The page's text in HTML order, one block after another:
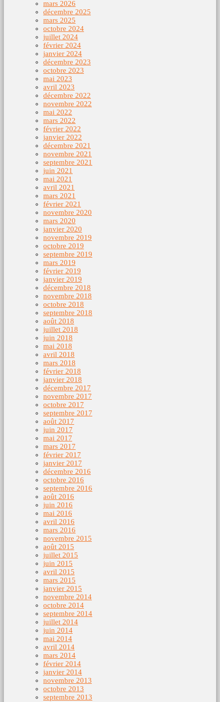
mars 2026
décembre 2025
mars 2025
octobre 2024
juillet 2024
février 2024
janvier 2024
décembre 2023
octobre 2023
mai 2023
avril 2023
décembre 2022
novembre 2022
mai 2022
mars 2022
février 2022
janvier 2022
décembre 2021
novembre 2021
septembre 2021
juin 2021
mai 2021
avril 2021
mars 2021
février 2021
novembre 2020
mars 2020
janvier 2020
novembre 2019
octobre 2019
septembre 2019
mars 2019
février 2019
janvier 2019
décembre 2018
novembre 2018
octobre 2018
septembre 2018
août 2018
juillet 2018
juin 2018
mai 2018
avril 2018
mars 2018
février 2018
janvier 2018
décembre 2017
novembre 2017
octobre 2017
septembre 2017
août 2017
juin 2017
mai 2017
mars 2017
février 2017
janvier 2017
décembre 2016
octobre 2016
septembre 2016
août 2016
juin 2016
mai 2016
avril 2016
mars 2016
novembre 2015
août 2015
juillet 2015
juin 2015
avril 2015
mars 2015
janvier 2015
novembre 2014
octobre 2014
septembre 2014
juillet 2014
juin 2014
mai 2014
avril 2014
mars 2014
février 2014
janvier 2014
novembre 2013
octobre 2013
septembre 2013